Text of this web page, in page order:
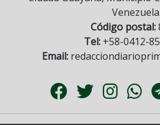
Venezuela.
Código postal:
Tel:+58-0412-
Email: